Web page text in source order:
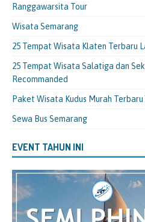
Ranggawarsita Tour
Wisata Semarang
25 Tempat Wisata Klaten Terbaru
25 Tempat Wisata Salatiga dan
Recommanded
Paket Wisata Kudus Murah
Sewa Bus Semarang
EVENT TAHUN INI